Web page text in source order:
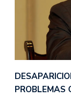
PROBLEMAS